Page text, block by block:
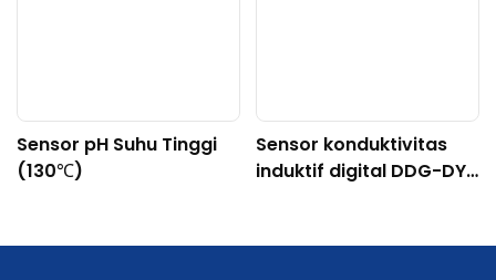
Sensor pH Suhu Tinggi
(130℃)
Sensor konduktivitas
induktif digital DDG-DY-